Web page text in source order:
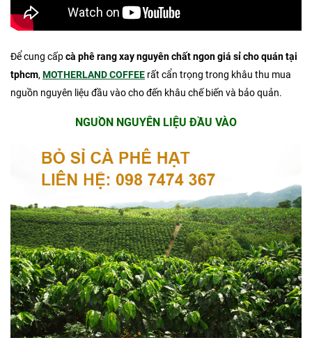
Để cung cấpcà phê rang xay nguyên chất ngon giá sỉ cho quán tại
tphcm,MOTHERLAND COFFEE rất cẩn trọng trong khâu thu mua
nguồn nguyên liệu đầu vào cho đến khâu chế biến và bảo quản.
NGUỒN NGUYÊN LIỆU ĐẦU VÀO